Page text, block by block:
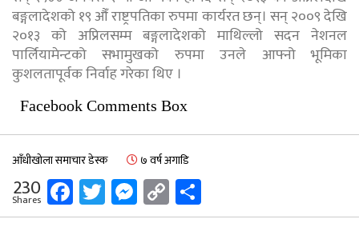
बङ्गलादेशको १९ औँ राष्ट्रपतिका रुपमा कार्यरत छन्। सन् २००९ देखि
२०१३ को अप्रिलसम्म बङ्गलादेशको माथिल्लो सदन नेशनल
पार्लियामेन्टको सभामुखको रुपमा उनले आफ्नो भूमिका
कुशलतापूर्वक निर्वाह गरेका थिए ।
Facebook Comments Box
आँधीखोला समाचार डेस्क ७ वर्ष अगाडि
230
Shares Facebook
Twitter
Messenger
Copy
Link